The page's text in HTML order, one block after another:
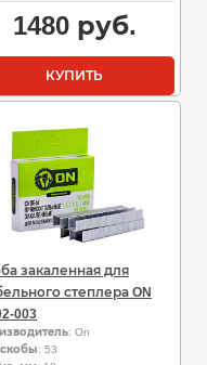
1480руб.
КУПИТЬ
закаленная для
степлера ON
003
: On
: 53